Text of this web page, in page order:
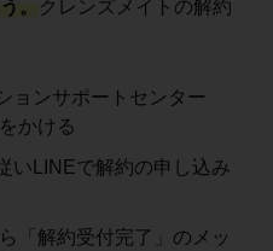
。
クレンズメイトの解約
ョンサポートセンター
かける
いLINEで解約の申し込み
「解約受付完了」のメッ